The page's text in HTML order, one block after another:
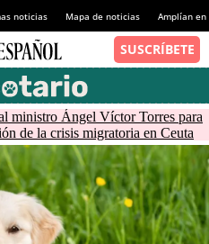
noticias Mapa de noticias Amplían
ministro Ángel Víctor Torres para
de la crisis migratoria en Ceuta